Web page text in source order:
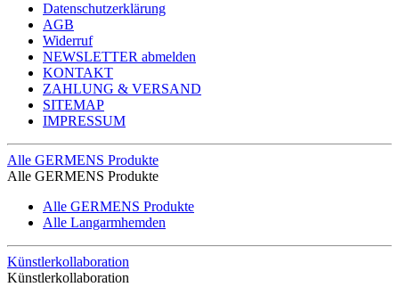
Datenschutzerklärung
AGB
Widerruf
NEWSLETTER abmelden
KONTAKT
ZAHLUNG & VERSAND
SITEMAP
IMPRESSUM
Alle GERMENS Produkte
Alle GERMENS Produkte
Alle GERMENS Produkte
Alle Langarmhemden
Künstlerkollaboration
Künstlerkollaboration